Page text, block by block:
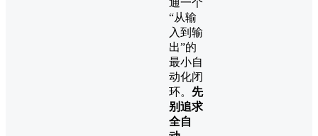
“从输
入到输
出”的
最小自
动化闭
环。 先
别追求
全自